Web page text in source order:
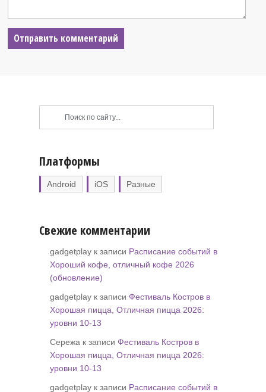
Платформы
Android iOS Разные
Свежие комментарии
gadgetplay к записи Расписание событий в
Хороший кофе, отличный кофе 2026
(обновление)
gadgetplay к записи Фестиваль Костров в
Хорошая пицца, Отличная пицца 2026:
уровни 10-13
Сережа к записи Фестиваль Костров в
Хорошая пицца, Отличная пицца 2026:
уровни 10-13
gadgetplay к записи Расписание событий в